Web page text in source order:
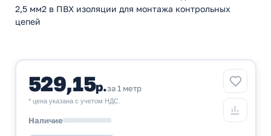
2,5 мм2 в ПВХ изоляции для монтажа контрольных
цепей
529,15р.за 1 метр
* цена указана с учетом НДС.
Наличие